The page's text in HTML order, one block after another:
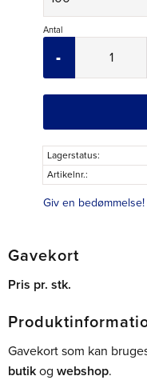
Antal
-
Lagerstatus
Artikelnr.
Giv en bedømmelse!
Gavekort
Pris pr. stk.
Gavekort som kan
butik og webshop.